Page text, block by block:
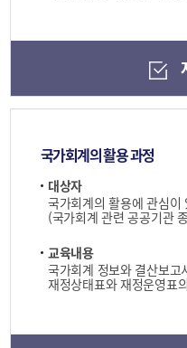
국가회계의 활용 과정
대상자
국가회계의 활용에 관심이
(국가회계 관련 공공기관
교육내용
국가회계 정보와 결산보고
재정상태표와 재정운영표